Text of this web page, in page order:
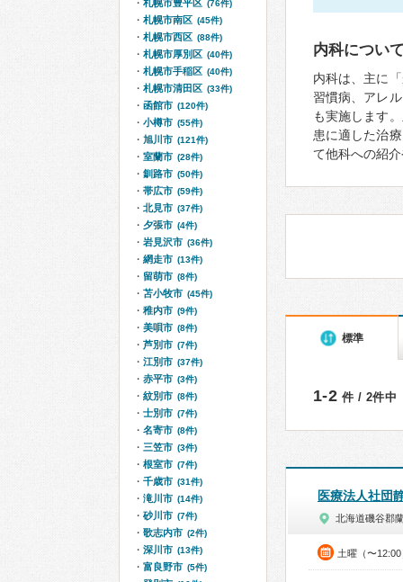
内科につい
内科は、主に
習慣病、アレ
も実施します
患に適した治
て他科への紹
標準
1-2 件 / 2件中
医療法人社団
北海道磯谷郡
土曜（〜12:00
札幌市豊平区 (76件)
札幌市南区 (45件)
札幌市西区 (88件)
札幌市厚別区 (40件)
札幌市手稲区 (40件)
札幌市清田区 (33件)
函館市 (120件)
小樽市 (55件)
旭川市 (121件)
室蘭市 (28件)
釧路市 (50件)
帯広市 (59件)
北見市 (37件)
夕張市 (4件)
岩見沢市 (36件)
網走市 (13件)
留萌市 (8件)
苫小牧市 (45件)
稚内市 (9件)
美唄市 (8件)
芦別市 (7件)
江別市 (37件)
赤平市 (3件)
紋別市 (8件)
士別市 (7件)
名寄市 (8件)
三笠市 (3件)
根室市 (7件)
千歳市 (31件)
滝川市 (14件)
砂川市 (7件)
歌志内市 (2件)
深川市 (13件)
富良野市 (5件)